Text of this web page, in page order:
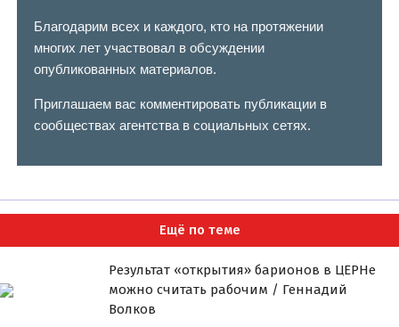
Благодарим всех и каждого, кто на протяжении
многих лет участвовал в обсуждении
опубликованных материалов.
Приглашаем вас комментировать публикации в
сообществах агентства в социальных сетях.
Ещё по теме
Результат «открытия» барионов в ЦЕРНе
можно считать рабочим / Геннадий
Волков